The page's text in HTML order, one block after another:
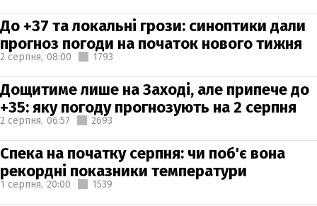
До +37 та локальні грози: синоптики дали
прогноз погоди на початок нового тижня
2 серпня, 08:00 1793
Дощитиме лише на Заході, але припече до
+35: яку погоду прогнозують на 2 серпня
2 серпня, 06:57 2693
Спека на початку серпня: чи поб'є вона
рекордні показники температури
1 серпня, 20:00 1539